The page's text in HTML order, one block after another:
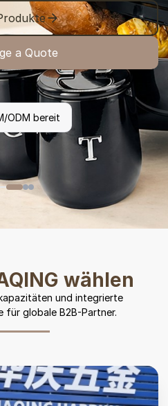
a Quote
ODM bereit
wählen
und integrierte
für globale B2B-Partner.